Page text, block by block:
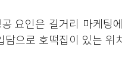
요인은 길거리 마케
으로 호떡집이 있는